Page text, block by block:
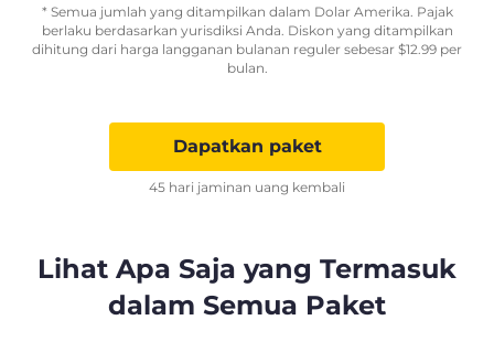
* Semua jumlah yang ditampilkan dalam Dolar Amerika. Pajak
berlaku berdasarkan yurisdiksi Anda. Diskon yang ditampilkan
dihitung dari harga langganan bulanan reguler sebesar $12.99 per
bulan.
Dapatkan paket
45 hari jaminan uang kembali
Lihat Apa Saja yang Termasuk
dalam Semua Paket